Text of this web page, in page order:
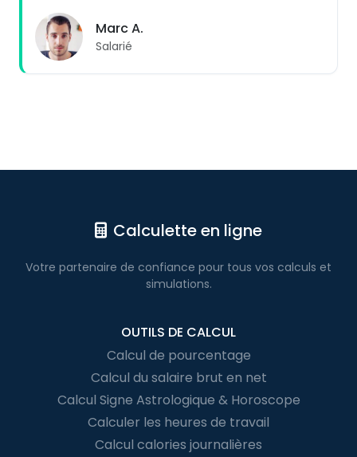
Marc A.
Salarié
Calculette en ligne
Votre partenaire de confiance pour tous vos calculs et
simulations.
OUTILS DE CALCUL
Calcul de pourcentage
Calcul du salaire brut en net
Calcul Signe Astrologique & Horoscope
Calculer les heures de travail
Calcul calories journalières